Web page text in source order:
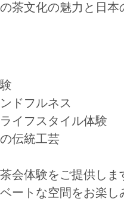
茶文化の魅力と日
ドフルネス
イフスタイル体験
伝統工芸
会体験をご提供しま
ートな空間をお楽